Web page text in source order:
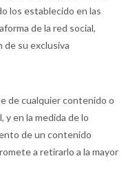
los establecido en las
de la red social,
de su exclusiva
de cualquier contenido o
en la medida de lo
de un contenido
a retirarlo a la mayor